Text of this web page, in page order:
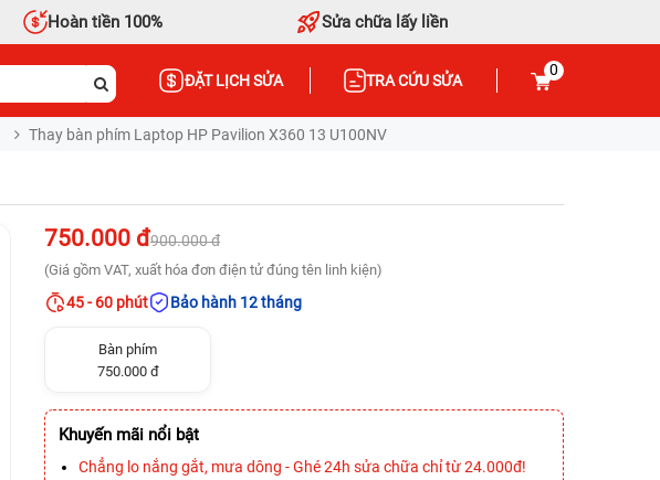
Hoàn tiền 100% Sửa chữa lấy liền
ĐẶT LỊCH SỬA TRA CỨU SỬA
0
Thay bàn phím Laptop HP Pavilion X360 13 U100NV
750.000 đ900.000 đ
(Giá gồm VAT, xuất hóa đơn điện tử đúng tên linh kiện)
45 - 60 phút Bảo hành 12 tháng
Bàn phím
750.000 đ
Khuyến mãi nổi bật
Chẳng lo nắng gắt, mưa dông - Ghé 24h sửa chữa chỉ từ 24.000đ!